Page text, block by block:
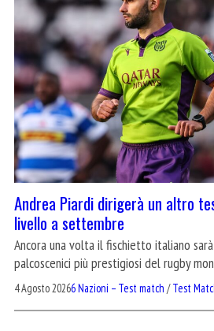
Andrea Piardi dirigerà un altro
livello a settembre
Ancora una volta il fischietto italiano
palcoscenici più prestigiosi del rugby
4 Agosto 20266 Nazioni – Test match /Test